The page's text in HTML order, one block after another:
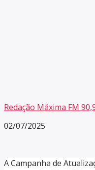
Redação Máxima FM
02/07/2025
A Campanha de